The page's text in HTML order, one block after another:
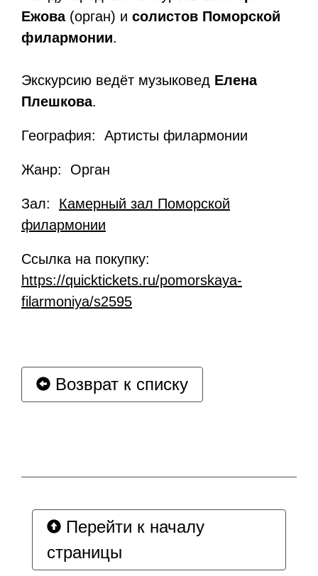
Ежова (орган) и солистов Поморской
филармонии.
Экскурсию ведёт музыковед Елена
Плешкова.
География: Артисты филармонии
Жанр: Орган
Зал: Камерный зал Поморской
филармонии
Ссылка на покупку:
https://quicktickets.ru/pomorskaya-
filarmoniya/s2595
Возврат к списку
Перейти к началу
страницы